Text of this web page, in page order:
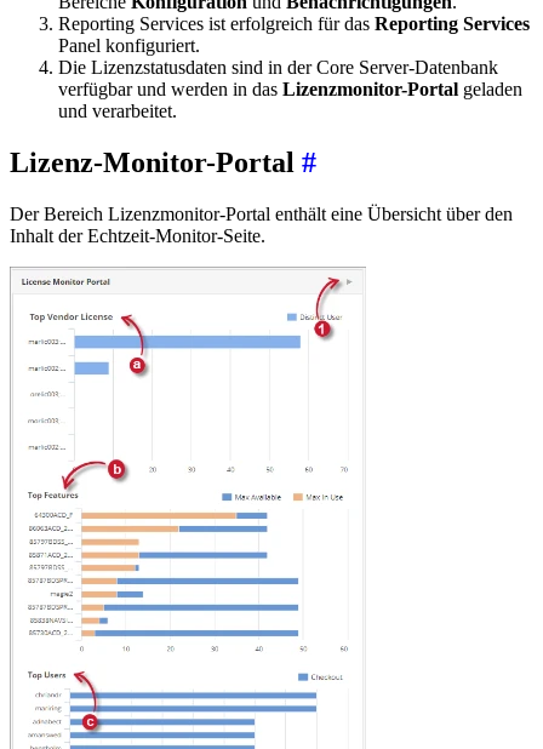
Reporting Services ist erfolgreich für das Reporting Services
Panel konfiguriert.
Die Lizenzstatusdaten sind in der Core Server-Datenbank
verfügbar und werden in das Lizenzmonitor-Portal geladen
und verarbeitet.
Lizenz-Monitor-Portal #
Der Bereich Lizenzmonitor-Portal enthält eine Übersicht über den
Inhalt der Echtzeit-Monitor-Seite.